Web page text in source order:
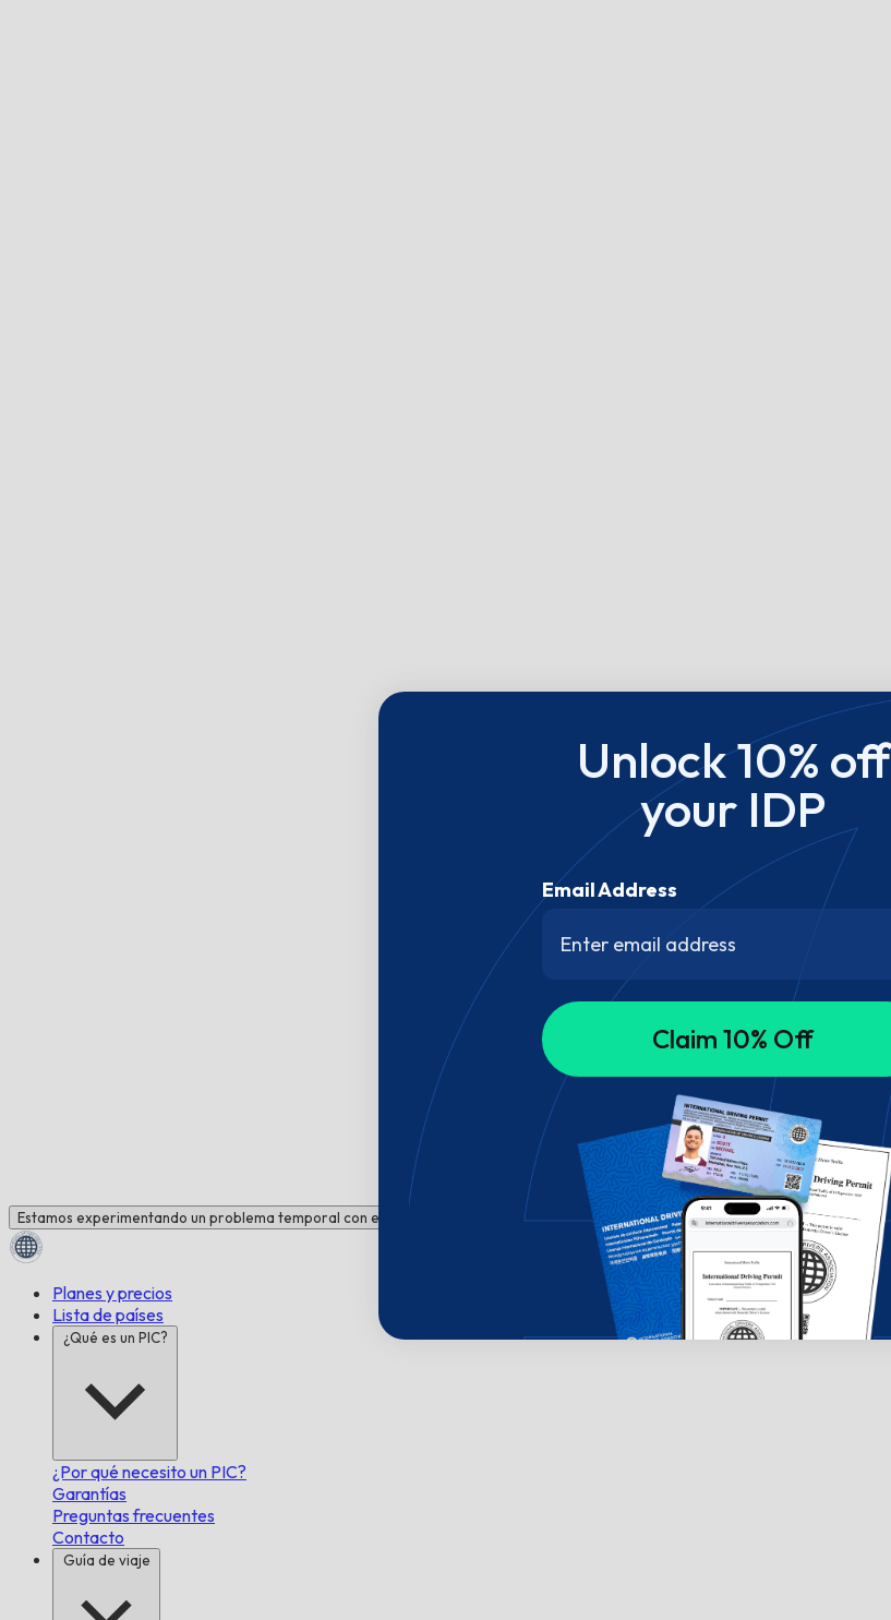
Estamos experimentando un problema temporal con el correo electrónico. ¿Necesitas ayuda? ¡Chatea con nosotros!
Planes y precios
Lista de países
¿Qué es un PIC?
¿Por qué necesito un PIC?
Garantías
Preguntas frecuentes
Contacto
Guía de viaje
Unlock 10% off
your IDP
Email Address
Claim 10% Off